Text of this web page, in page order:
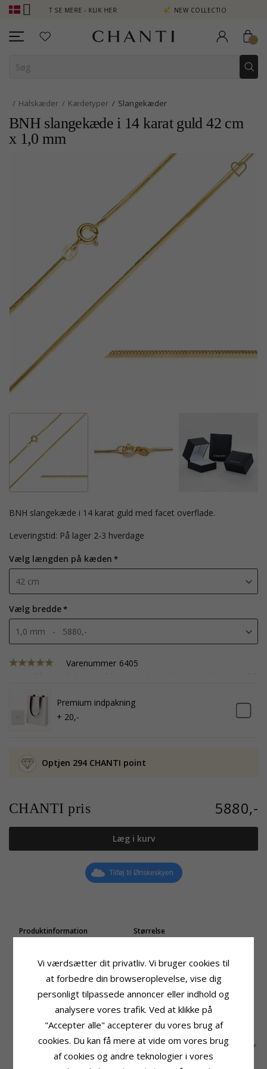
SE MERE - KLIK HER NEW COLLECTION | AURA
Halskæder Kædetyper Slangekæder
BNH slangekæde i 14 karat guld 42 cm
x 1,0 mm
BNH slangekæde i 14 karat guld med facet overflade.
Leveringstid: På lager 2-3 hverdage
Vælg længden på kæden
Vælg bredde
Varenummer 6405
Premium indpakning
+ 20,-
Optjen 294 CHANTI point
CHANTI pris 5880,-
Læg i kurv
Tilføj til Ønskeskyen
Produktinformation
Overflade:Facet
Størrelse
Vægt:3,9 G
Leveringstid
Leveringstid: 2-3 Hverdage
RELATEREDE PRODUKTER
Vi værdsætter dit privatliv. Vi bruger cookies til
at forbedre din browseroplevelse, vise dig
personligt tilpassede annoncer eller indhold og
analysere vores trafik. Ved at klikke på
"Accepter alle" accepterer du vores brug af
cookies. Du kan få mere at vide om vores brug
af cookies og andre teknologier i vores